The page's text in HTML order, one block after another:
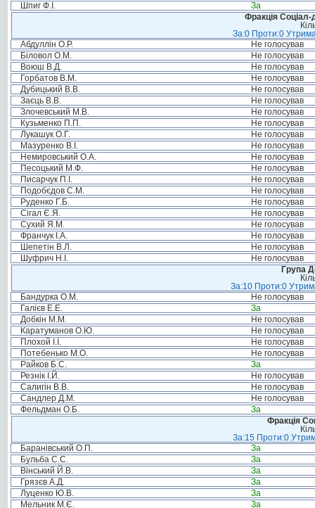
Шпиг Ф.І.
За
Фракція Соціал-
За:0 Проти:0
Абдуллін О.Р.
Не голосував
Біловол О.М.
Не голосував
Воюш В.Д.
Не голосував
Горбатов В.М.
Не голосував
Дубицький В.В.
Не голосував
Заєць В.В.
Не голосував
Злочевський М.В.
Не голосував
Кузьменко П.П.
Не голосував
Лукашук О.Г.
Не голосував
Мазуренко В.І.
Не голосував
Немировський О.А.
Не голосував
Песоцький М.Ф.
Не голосував
Писарчук П.І.
Не голосував
Подобєдов С.М.
Не голосував
Руденко Г.Б.
Не голосував
Сігал Є.Я.
Не голосував
Сухий Я.М.
Не голосував
Франчук І.А.
Не голосував
Шепетін В.Л.
Не голосував
Шуфрич Н.І.
Не голосував
Група
За:10 Проти:0
Бандурка О.М.
Не голосував
Галієв Е.Е.
За
Добкін М.М.
Не голосував
Каратуманов О.Ю.
Не голосував
Плохой І.І.
Не голосував
Потебенько М.О.
Не голосував
Райков Б.С.
За
Резнік І.Й.
Не голосував
Салигін В.В.
Не голосував
Сандлер Д.М.
Не голосував
Фельдман О.Б.
За
Фракція
За:15 Проти:0
Баранівський О.П.
За
Бульба С.С.
За
Вінський Й.В.
За
Грязєв А.Д.
За
Луценко Ю.В.
За
Мельник М.Є.
За